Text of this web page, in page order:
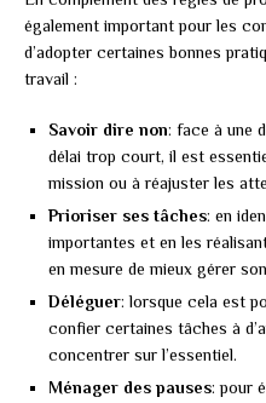
également important pour les
d’adopter certaines bonnes
travail :
Savoir dire non: face à une
délai trop court, il est
mission ou à réajuster les
Prioriser ses tâches: en
importantes et en les
en mesure de mieux gérer
Déléguer: lorsque cela est
confier certaines tâches à
concentrer sur l’essentiel.
Ménager des pauses: pour